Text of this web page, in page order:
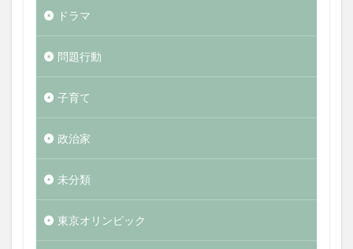
ドラマ
問題行動
子育て
政治家
未分類
東京オリンピック